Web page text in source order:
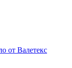
от Валетекс